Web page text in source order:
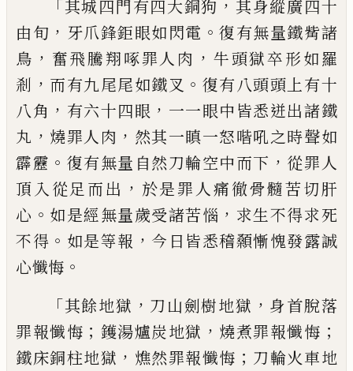
「其城四門有四大銅狗 ， 其身縱廣四十
由旬 ， 牙爪鋒鉅眼如閃電 。復有無量鐵觜諸
鳥 ， 奮飛騰翔啄罪人肉 ， 牛頭獄卒形如羅
剎 ， 而有九尾尾如鐵叉 。 復有八頭頭上有十
八角 ， 有六十四眼 ， 一一眼中皆悉迸出諸鐵
丸 ， 燒罪人肉 ， 然其一瞋一怒喈吼之時聲如
霹靂 。 復有無量自然刀輪空中而下 ， 從罪人
頂入從足而出 ， 於是罪人痛徹骨髓苦切肝
心 。 如是經無量歲受諸苦惱 ， 求生不得求死
不得 。 如是等報 ， 今日皆悉稽顙慚愧發露誠
心懺悔 。
「其餘地獄 ， 刀山劍樹地獄 ， 身首脫落
罪報懺悔 ； 鑊湯爐炭地獄 ， 燒煮罪報懺悔 ；
鐵床銅柱地獄 ， 燋然罪報懺悔 ； 刀輪火車地